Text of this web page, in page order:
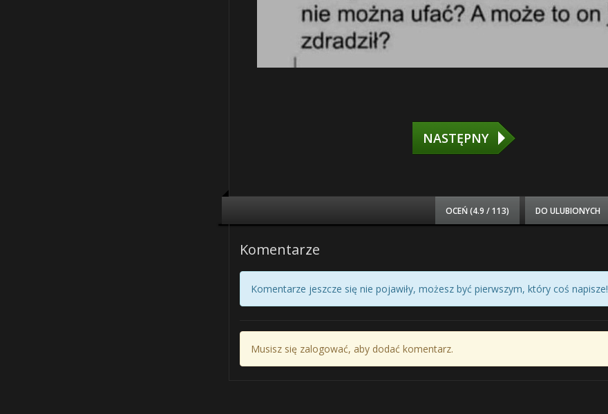
NASTĘPNY
OCEŃ (4.9 / 113) DO ULUBIONYCH
Komentarze
Komentarze jeszcze się nie pojawiły, możesz być pierwszym, który coś napisze!
Musisz się zalogować, aby dodać komentarz.